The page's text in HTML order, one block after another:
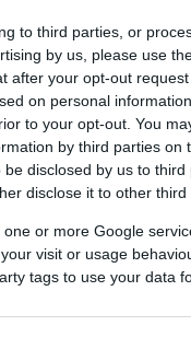
to third parties, or
by us, please use
after your opt-out
on personal
to your opt-out. You
by third parties on
disclosed by us to
disclose it to other third
or more Google
visit or usage
tags to use your data